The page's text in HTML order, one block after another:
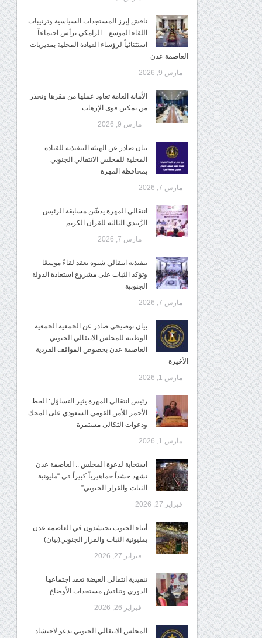
ناقش إبرز المستجدات السياسية وترتيبات
اللقاء الموسع .. الزامكي يرأس اجتماعاً
استثنائياً لرؤساء القيادة المحلية بمديريات
العاصمة عدن
مارس 9, 2026
الأمانة العامة تعاود عملها من مقرها وتحذر
من تمكين قوى الإرهاب
مارس 9, 2026
بيان صادر عن الهيئة التنفيذية للقيادة
المحلية للمجلس الانتقالي الجنوبي
بمحافظة المهرة
مارس 7, 2026
انتقالي المهرة يدشّن مسابقة الرئيس
الزُبيدي الثالثة للقرآن الكريم
مارس 7, 2026
تنفيذية انتقالي شبوة تعقد لقاءً موسعًا
وتؤكد الثبات على مشروع استعادة الدولة
الجنوبية
مارس 7, 2026
بيان توضيحي صادر عن الجمعية الجمعية
الوطنية للمجلس الانتقالي الجنوبي –
العاصمة عدن بخصوص المواقف الفردية
الأخيرة
مارس 1, 2026
رئيس انتقالي المهرة يثير التساؤل: الخط
الأحمر للأمن القومي السعودي على المحك
ودعوات الثكالى مستمرة
مارس 1, 2026
استجابة لدعوة المجلس .. العاصمة عدن
تشهد حشداً جماهيرياً كبيراً في “مليونية
الثبات والقرار الجنوبي”
فبراير 27, 2026
أبناء الجنوب يحتشدون في العاصمة عدن
بمليونية الثبات والقرار الجنوبي(بيان)
فبراير 27, 2026
تنفيذية انتقالي الغيضة تعقد اجتماعها
الدوري وتناقش مستجدات الأوضاع
فبراير 26, 2026
المجلس الانتقالي الجنوبي يدعو لاحتشاد